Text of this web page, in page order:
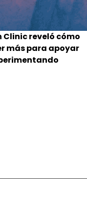
Clinic reveló cómo
más para apoyar